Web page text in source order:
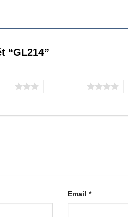
“GL214”
Email *